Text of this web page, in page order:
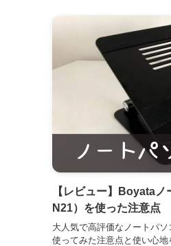
【レビュー】Boyata
N21）を使った注意点
大人気で高評価なノートパ
使ってみた注意点と使い心